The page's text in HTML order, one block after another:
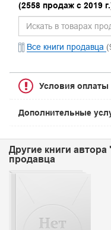
(2558 продаж с 2019
Все книги продавца
Условия оплаты
Дополнительные
Другие книги
продавца